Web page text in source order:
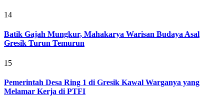
14
Batik Gajah Mungkur, Mahakarya Warisan Budaya Asal
Gresik Turun Temurun
15
Pemerintah Desa Ring 1 di Gresik Kawal Warganya yang
Melamar Kerja di PTFI